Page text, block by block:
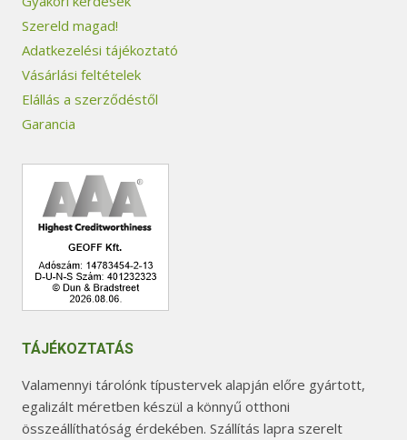
Szereld magad!
Adatkezelési tájékoztató
Vásárlási feltételek
Elállás a szerződéstől
Garancia
TÁJÉKOZTATÁS
Valamennyi tárolónk típustervek alapján előre gyártott,
egalizált méretben készül a könnyű otthoni
összeállíthatóság érdekében. Szállítás lapra szerelt